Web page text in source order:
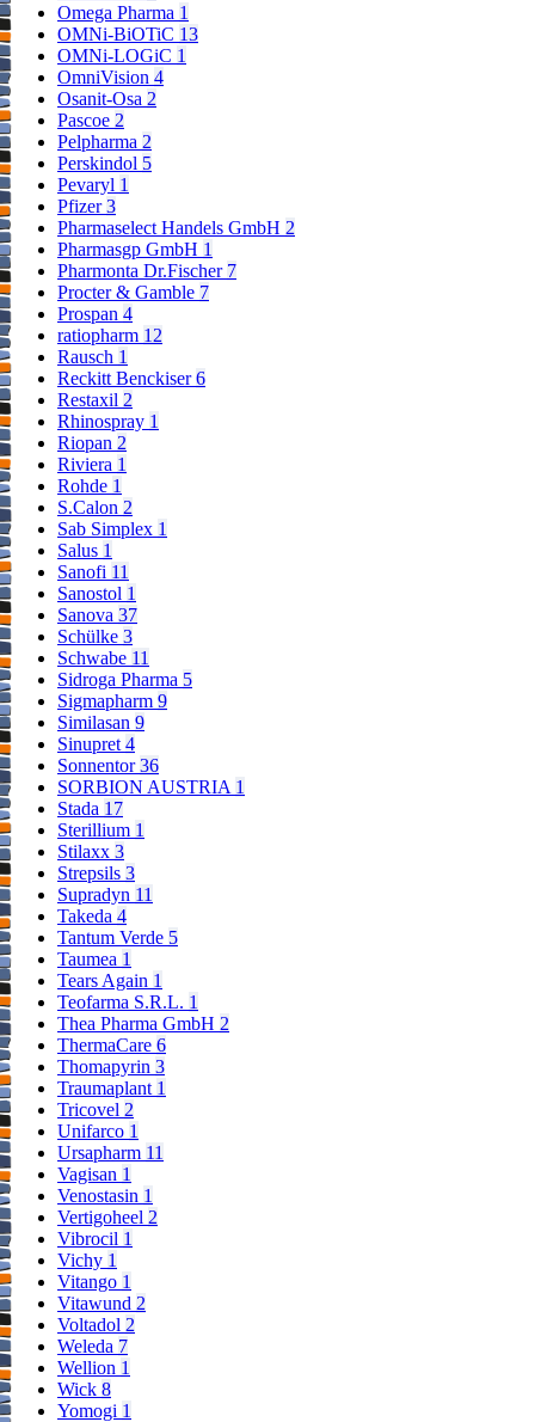
Omega Pharma 1
OMNi-BiOTiC 13
OMNi-LOGiC 1
OmniVision 4
Osanit-Osa 2
Pascoe 2
Pelpharma 2
Perskindol 5
Pevaryl 1
Pfizer3
Pharmaselect Handels GmbH 2
Pharmasgp GmbH 1
Pharmonta Dr.Fischer 7
Procter & Gamble 7
Prospan 4
ratiopharm 12
Rausch 1
Reckitt Benckiser6
Restaxil 2
Rhinospray 1
Riopan 2
Riviera 1
Rohde 1
S.Calon 2
Sab Simplex 1
Salus 1
Sanofi 11
Sanostol 1
Sanova 37
Schülke 3
Schwabe 11
Sidroga Pharma 5
Sigmapharm 9
Similasan 9
Sinupret 4
Sonnentor36
SORBION AUSTRIA 1
Stada 17
Sterillium 1
Stilaxx 3
Strepsils 3
Supradyn 11
Takeda 4
Tantum Verde 5
Taumea 1
Tears Again 1
Teofarma S.R.L. 1
Thea Pharma GmbH 2
ThermaCare 6
Thomapyrin 3
Traumaplant 1
Tricovel 2
Unifarco 1
Ursapharm 11
Vagisan 1
Venostasin 1
Vertigoheel 2
Vibrocil 1
Vichy 1
Vitango 1
Vitawund 2
Voltadol 2
Weleda 7
Wellion 1
Wick 8
Yomogi 1